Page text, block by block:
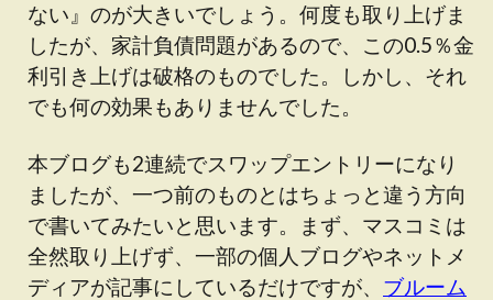
ない』のが大きいでしょう。何度も取り上げま
したが、家計負債問題があるので、この0.5％金
利引き上げは破格のものでした。しかし、それ
でも何の効果もありませんでした。
本ブログも2連続でスワップエントリーになり
ましたが、一つ前のものとはちょっと違う方向
で書いてみたいと思います。まず、マスコミは
全然取り上げず、一部の個人ブログやネットメ
ディアが記事にしているだけですが、 ブルーム